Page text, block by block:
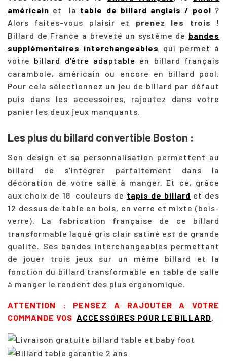
américain et la table de billard anglais / pool ?
Alors faites-vous plaisir et prenez les trois !
Billard de France a breveté un système de bandes
supplémentaires interchangeables
qui permet à
votre billard d'être adaptable en billard français
carambole, américain ou encore en billard pool.
Pour cela sélectionnez un jeu de billard par défaut
puis dans les accessoires, rajoutez dans votre
panier les deux jeux manquants.
Les plus du billard convertible Boston :
Son design et sa personnalisation permettent au
billard de s'intégrer parfaitement dans la
décoration de votre salle à manger. Et ce, grâce
aux choix de 18 couleurs de tapis de billard et des
12 dessus de table en bois, en verre et mixte (bois-
verre). La fabrication française de ce billard
transformable laqué gris clair satiné est de grande
qualité. Ses bandes interchangeables permettant
de jouer trois jeux sur un même billard et la
fonction du billard transformable en table de salle
à manger le rendent des plus ergonomique.
ATTENTION : PENSEZ A RAJOUTER A VOTRE
COMMANDE VOS ACCESSOIRES POUR LE BILLARD